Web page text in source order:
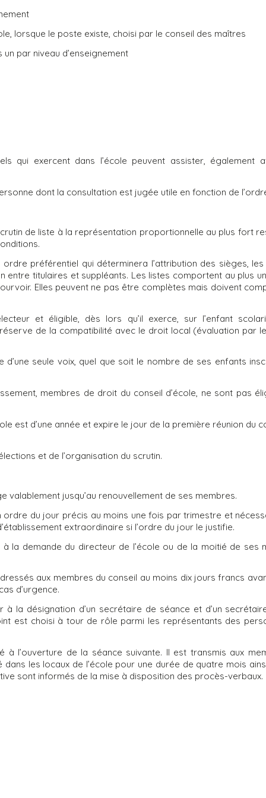
lorsque le poste existe, choisi par le conseil des maîtres
par niveau d’enseignement
qui exercent dans l’école peuvent assister, également
dont la consultation est jugée utile en fonction de
de liste à la représentation proportionnelle au plus fort
préférentiel qui déterminera l’attribution des sièges,
entre titulaires et suppléants. Les listes comportent au plus
Elles peuvent ne pas être complètes mais doivent
et éligible, dès lors qu’il exerce, sur l’enfant
de la compatibilité avec le droit local (évaluation par
seule voix, quel que soit le nombre de ses enfants
membres de droit du conseil d’école, ne sont pas
est d’une année et expire le jour de la première réunion du
et de l’organisation du scrutin.
valablement jusqu’au renouvellement de ses membres.
ordre du jour précis au moins une fois par trimestre et
extraordinaire si l’ordre du jour le justifie.
la demande du directeur de l’école ou de la moitié de ses
aux membres du conseil au moins dix jours francs
d’urgence.
la désignation d’un secrétaire de séance et d’un
est choisi à tour de rôle parmi les représentants des
l’ouverture de la séance suivante. Il est transmis aux
les locaux de l’école pour une durée de quatre mois
sont informés de la mise à disposition des procès-verbaux.